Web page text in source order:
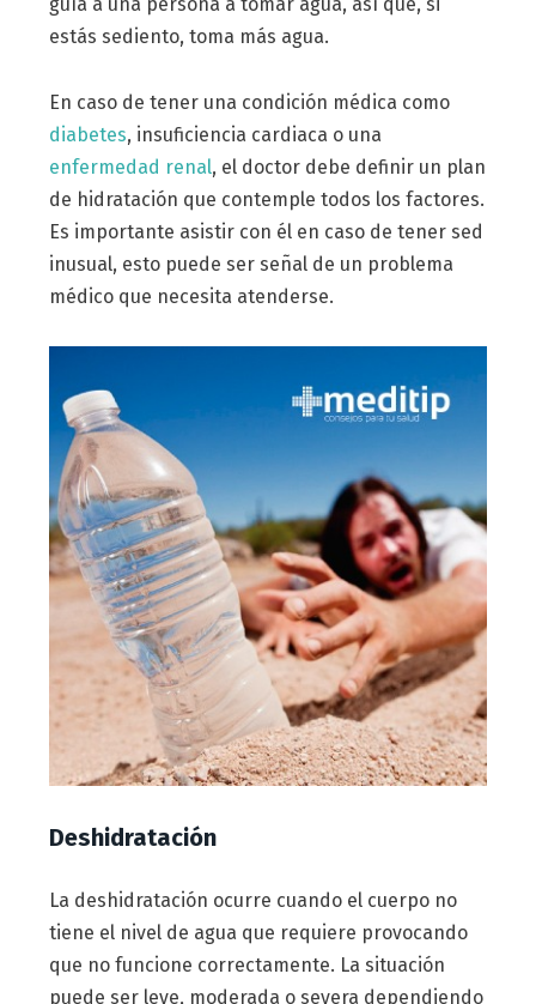
estás sediento, toma más agua.
En caso de tener una condición médica como
diabetes, insuficiencia cardiaca o una
enfermedad renal, el doctor debe definir un plan
de hidratación que contemple todos los factores.
Es importante asistir con él en caso de tener sed
inusual, esto puede ser señal de un problema
médico que necesita atenderse.
Deshidratación
La deshidratación ocurre cuando el cuerpo no
tiene el nivel de agua que requiere provocando
que no funcione correctamente. La situación
puede ser leve, moderada o severa dependiendo